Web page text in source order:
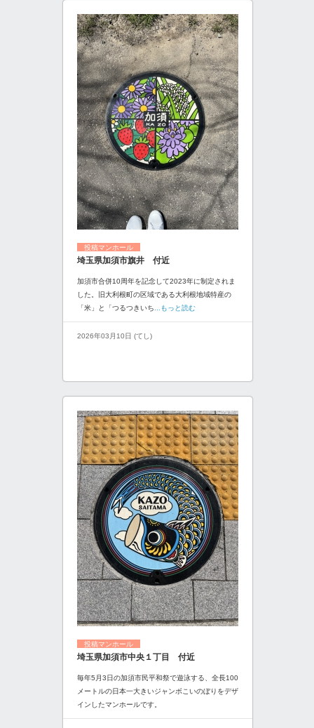
投稿マンホール
埼玉県加須市旗井 付近
加須市合併10周年を記念して2023年に制定されま
した。旧大利根町の区域である大利根地域特産の
「米」と「つるつきいち ...もっと読む
2026年03月10日 (てし)
投稿マンホール
埼玉県加須市中央１丁目 付近
毎年5月3日の加須市民平和祭で遊泳する、全長100
メートルの日本一大きいジャンボこいのぼりをデザ
インしたマンホールです。